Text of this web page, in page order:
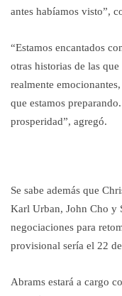
antes habíamos visto”,
“Estamos encantados
otras historias de las
realmente
que estamos
prosperidad”, agregó.
Se sabe además que
Karl Urban, John Cho y
negociaciones para
provisional sería el 22
Abrams estará a cargo